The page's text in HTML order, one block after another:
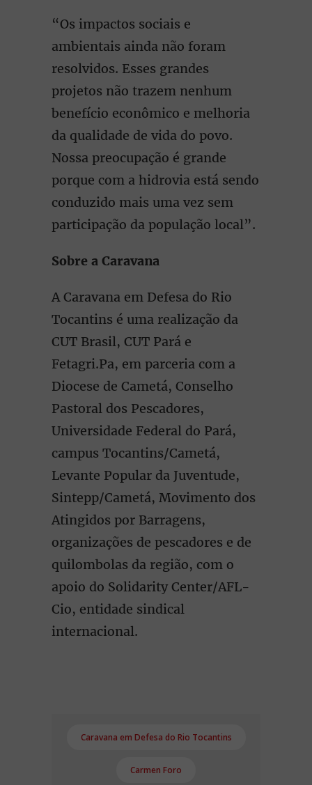
“Os impactos sociais e
ambientais ainda não foram
resolvidos. Esses grandes
projetos não trazem nenhum
benefício econômico e melhoria
da qualidade de vida do povo.
Nossa preocupação é grande
porque com a hidrovia está sendo
conduzido mais uma vez sem
participação da população local”.
Sobre a Caravana
A Caravana em Defesa do Rio
Tocantins é uma realização da
CUT Brasil, CUT Pará e
Fetagri.Pa, em parceria com a
Diocese de Cametá, Conselho
Pastoral dos Pescadores,
Universidade Federal do Pará,
campus Tocantins/Cametá,
Levante Popular da Juventude,
Sintepp/Cametá, Movimento dos
Atingidos por Barragens,
organizações de pescadores e de
quilombolas da região, com o
apoio do Solidarity Center/AFL-
Cio, entidade sindical
internacional.
Caravana em Defesa do Rio Tocantins
Carmen Foro